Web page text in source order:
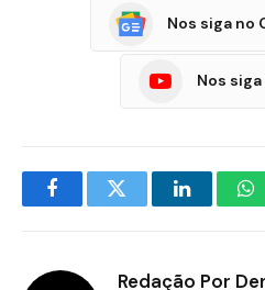
Nos siga no
Nos
FacebookTwitter LinkedIn
Redação Por